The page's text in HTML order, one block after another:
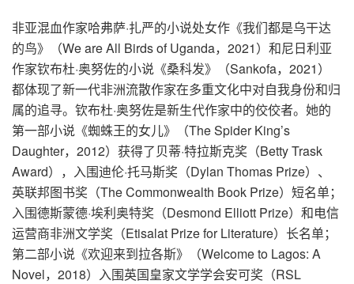
非亚混血作家哈弗萨·扎严的小说处女作《我们都是乌干达
的鸟》（We are All Birds of Uganda，2021）和尼日利亚
作家钦布杜·奥努佐的小说《桑科发》（Sankofa，2021）
都体现了新一代非洲流散作家在多重文化中对自我身份和归
属的追寻。钦布杜·奥努佐是新生代作家中的佼佼者。她的
第一部小说《蜘蛛王的女儿》（The Spider King’s
Daughter，2012）获得了贝蒂·特拉斯克奖（Betty Trask
Award），入围迪伦·托马斯奖（Dylan Thomas Prize）、
英联邦图书奖（The Commonwealth Book Prize）短名单；
入围德斯蒙德·埃利奥特奖（Desmond Elliott Prize）和电信
运营商非洲文学奖（Etisalat Prize for Literature）长名单；
第二部小说《欢迎来到拉各斯》（Welcome to Lagos: A
Novel，2018）入围英国皇家文学学会安可奖（RSL